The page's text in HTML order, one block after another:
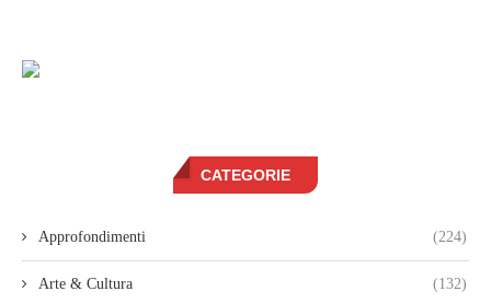
CATEGORIE
Approfondimenti (224)
Arte & Cultura (132)